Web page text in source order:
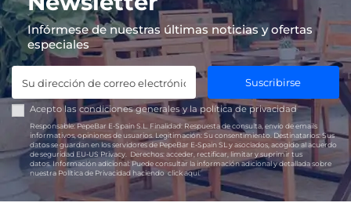
Infórmese de nuestras últimas noticias y ofertas
especiales
Suscribirse
Acepto las condiciones generales y lapolítica de privacidad
Responsable:PepeBar E-Spain S.L. Finalidad: Respuesta de consulta, envío de emails
informativos, opiniones de usuarios. Legitimación: Su consentimiento. Destinatarios:Sus
datos se guardan en los servidores de PepeBar E-Spain SL y asociados, acogido al acuerdo
de seguridad EU-US Privacy.
Derechos: acceder, rectificar, limitar y suprimir tus
datos.Información adicional:Puede consultar la información adicional y detallada sobre
nuestra Política de Privacidad haciendoclick aquí.